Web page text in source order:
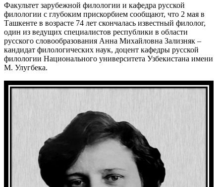
Факультет зарубежной филологии и кафедра русской
филологии с глубоким прискорбием сообщают, что 2 мая в
Ташкенте в возрасте 74 лет скончалась известный филолог,
один из ведущих специалистов республики в области
русского словообразования Анна Михайловна Зализняк –
кандидат филологических наук, доцент кафедры русской
филологии Национального университета Узбекистана имени
М. Улугбека.